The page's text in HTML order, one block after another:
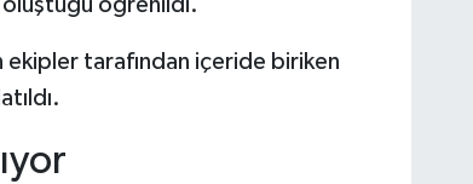
öğrenildi.
ekipler tarafından içeride biriken